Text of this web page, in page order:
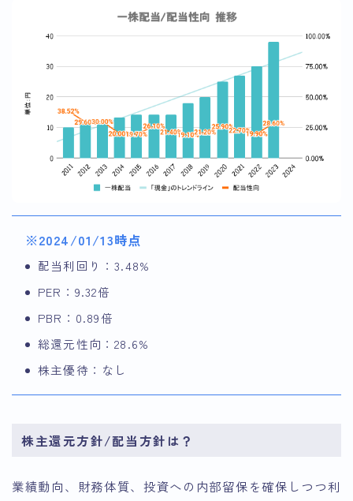
※2024/01/13時点
配当利回り：3.48%
PER：9.32倍
PBR：0.89倍
総還元性向：28.6%
株主優待：なし
株主還元方針/配当方針は？
業績動向、財務体質、投資への内部留保を確保しつつ利